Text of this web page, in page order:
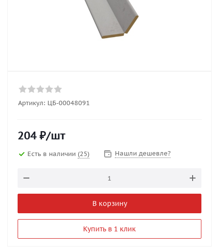
Артикул: ЦБ-00048091
204 ₽/шт
Есть в наличии (25) Нашли дешевле?
В корзину
Купить в 1 клик